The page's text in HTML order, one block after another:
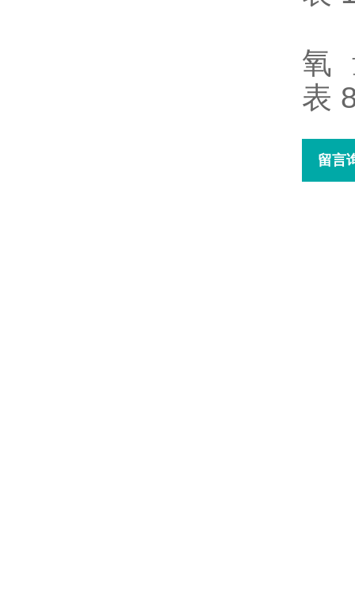
氧
表
留言